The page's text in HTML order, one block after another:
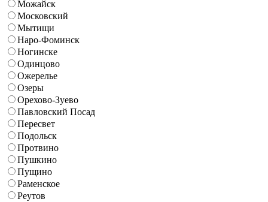
Можайск
Московский
Мытищи
Наро-Фоминск
Ногинске
Одинцово
Ожерелье
Озеры
Орехово-Зуево
Павловский Посад
Пересвет
Подольск
Протвино
Пушкино
Пущино
Раменское
Реутов